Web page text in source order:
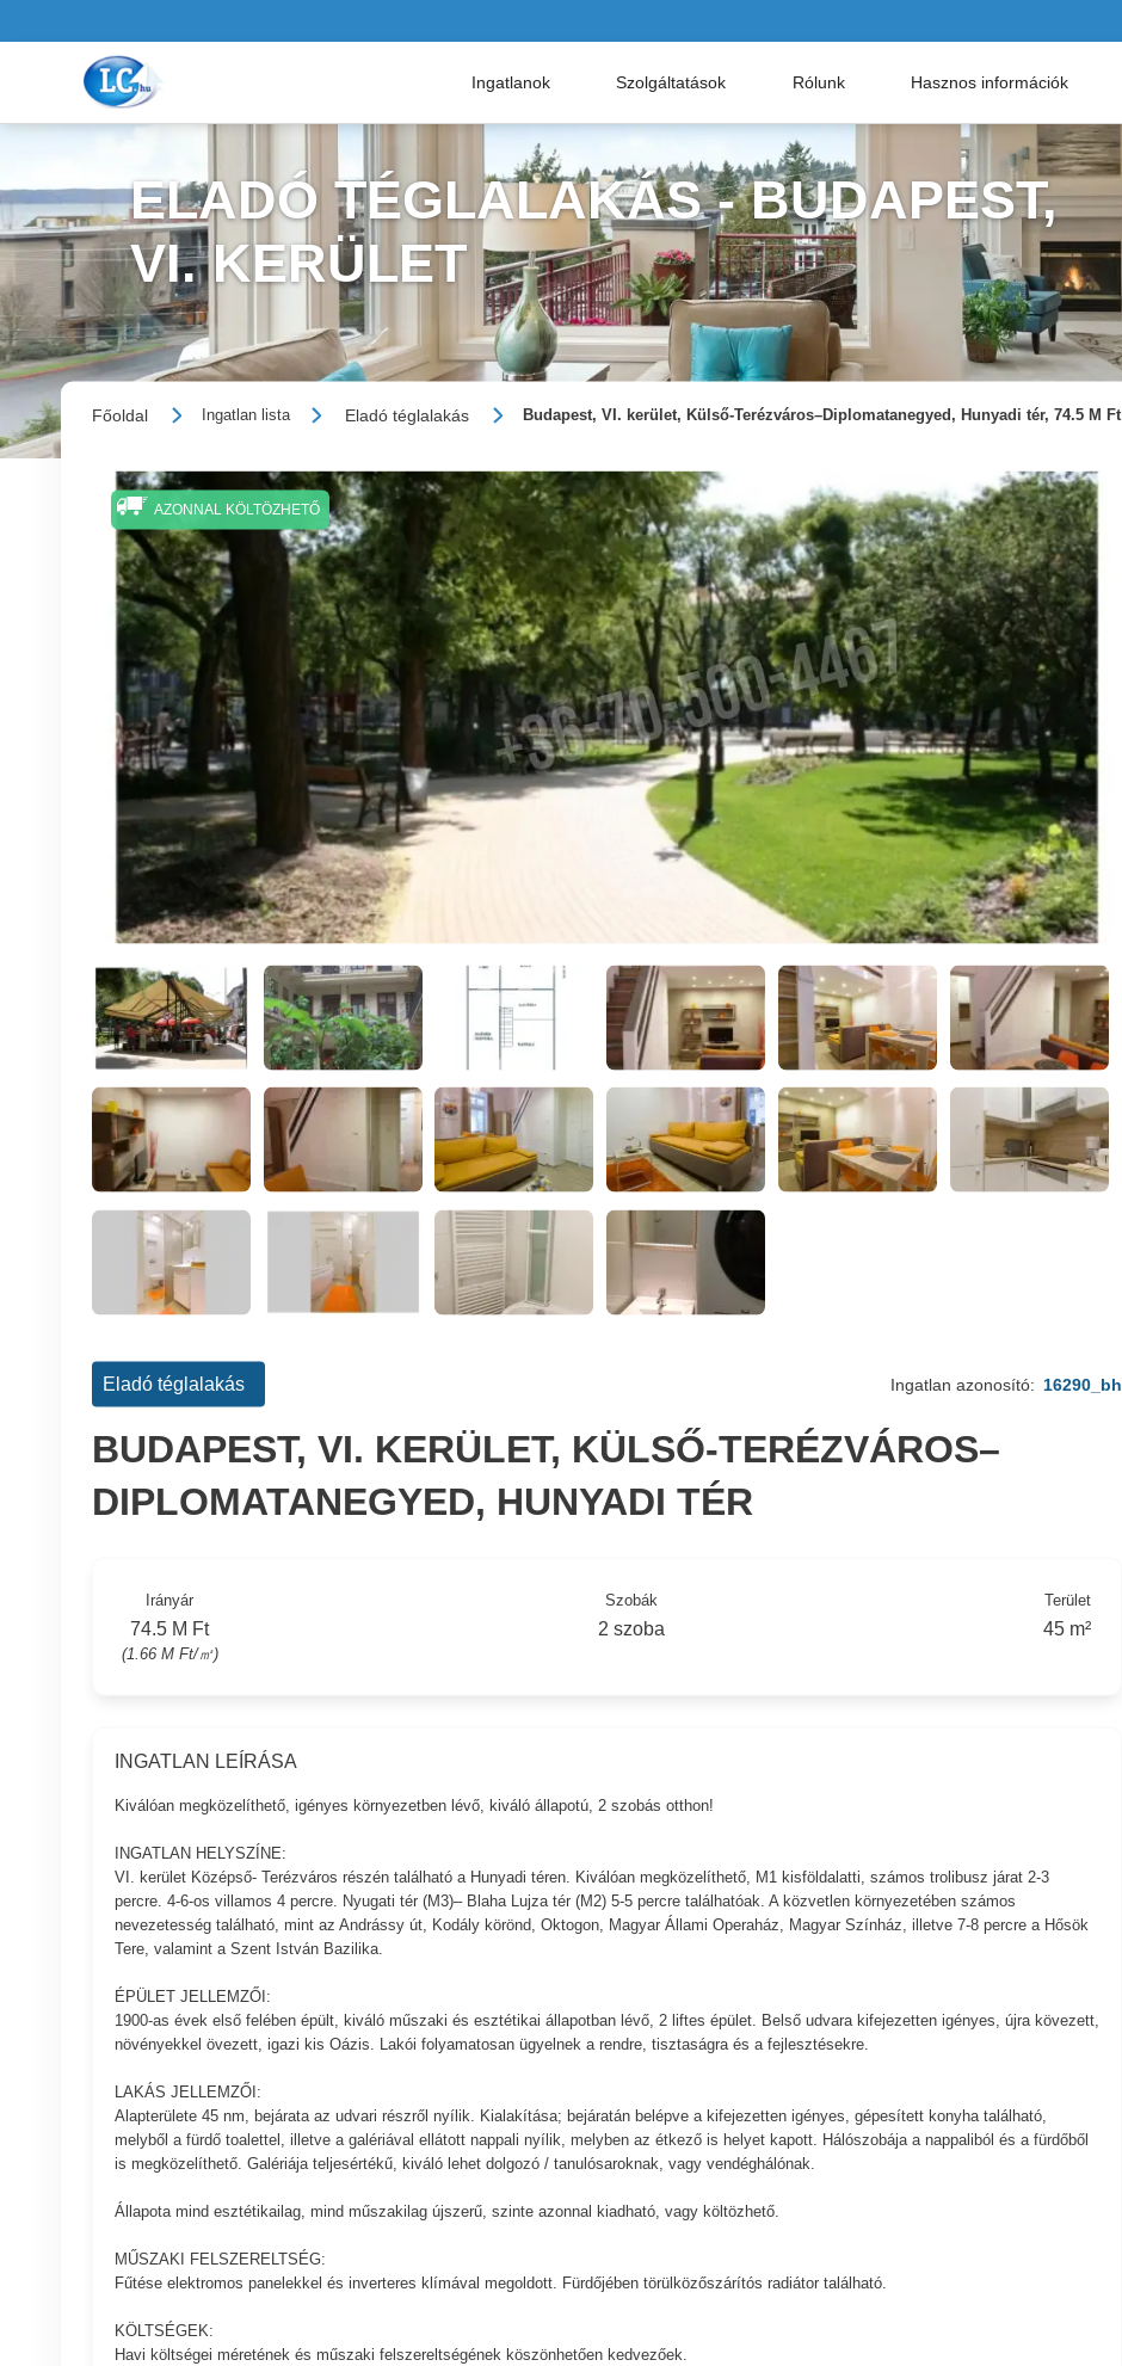
Ingatlanok Szolgáltatások Rólunk Hasznos információk
ELADÓ TÉGLALAKÁS - BUDAPEST,
VI. KERÜLET
Főoldal Ingatlan lista Eladó téglalakás Budapest, VI. kerület, Külső-Terézváros–Diplomatanegyed, Hunyadi tér, 74.5 M Ft
AZONNAL KÖLTÖZHETŐ
Eladó téglalakás Ingatlan azonosító: 16290_bh
BUDAPEST, VI. KERÜLET, KÜLSŐ-TERÉZVÁROS–
DIPLOMATANEGYED, HUNYADI TÉR
Irányár
74.5 M Ft
(1.66 M Ft/㎡)
Szobák
2 szoba
Terület
45 m²
INGATLAN LEÍRÁSA
Kiválóan megközelíthető, igényes környezetben lévő, kiváló állapotú, 2 szobás otthon!
INGATLAN HELYSZÍNE:
VI. kerület Középső- Terézváros részén található a Hunyadi téren. Kiválóan megközelíthető, M1 kisföldalatti, számos trolibusz járat 2-3
percre. 4-6-os villamos 4 percre. Nyugati tér (M3)– Blaha Lujza tér (M2) 5-5 percre találhatóak. A közvetlen környezetében számos
nevezetesség található, mint az Andrássy út, Kodály körönd, Oktogon, Magyar Állami Operaház, Magyar Színház, illetve 7-8 percre a Hősök
Tere, valamint a Szent István Bazilika.
ÉPÜLET JELLEMZŐI:
1900-as évek első felében épült, kiváló műszaki és esztétikai állapotban lévő, 2 liftes épület. Belső udvara kifejezetten igényes, újra kövezett,
növényekkel övezett, igazi kis Oázis. Lakói folyamatosan ügyelnek a rendre, tisztaságra és a fejlesztésekre.
LAKÁS JELLEMZŐI:
Alapterülete 45 nm, bejárata az udvari részről nyílik. Kialakítása; bejáratán belépve a kifejezetten igényes, gépesített konyha található,
melyből a fürdő toalettel, illetve a galériával ellátott nappali nyílik, melyben az étkező is helyet kapott. Hálószobája a nappaliból és a fürdőből
is megközelíthető. Galériája teljesértékű, kiváló lehet dolgozó / tanulósaroknak, vagy vendéghálónak.
Állapota mind esztétikailag, mind műszakilag újszerű, szinte azonnal kiadható, vagy költözhető.
MŰSZAKI FELSZERELTSÉG:
Fűtése elektromos panelekkel és inverteres klímával megoldott. Fürdőjében törülközőszárítós radiátor található.
KÖLTSÉGEK:
Havi költségei méretének és műszaki felszereltségének köszönhetően kedvezőek.